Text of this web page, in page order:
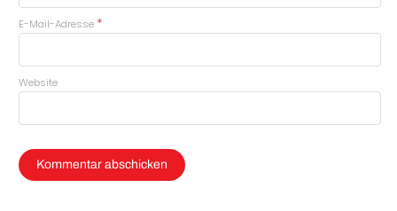
E-Mail-Adresse *
Website